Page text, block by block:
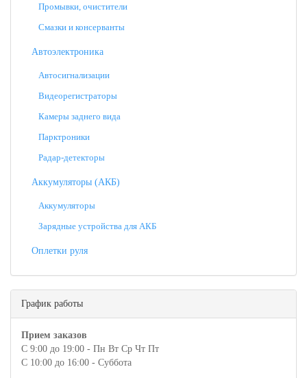
Промывки, очистители
Смазки и консерванты
Автоэлектроника
Автосигнализации
Видеорегистраторы
Камеры заднего вида
Парктроники
Радар-детекторы
Аккумуляторы (АКБ)
Аккумуляторы
Зарядные устройства для АКБ
Оплетки руля
График работы
Прием заказов
С 9:00 до 19:00 - Пн Вт Ср Чт Пт
С 10:00 до 16:00 - Суббота